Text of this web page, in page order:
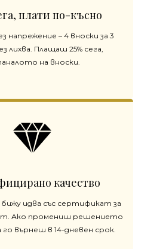
плати по-късно
напрежение – 4 вноски за 3
лихва. Плащаш 25% сега,
на вноски.
качество
идва със сертификат за
Ако промениш решението
върнеш в 14-дневен срок.